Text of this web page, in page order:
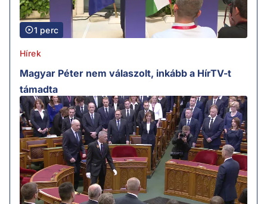
1 perc
Hírek
Magyar Péter nem válaszolt, inkább a HírTV-t
támadta